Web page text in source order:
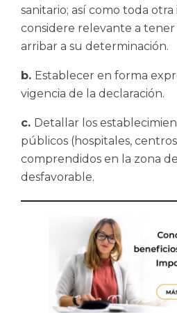
sanitario; así como toda
considere relevante a
arribar a su determinación.
b. Establecer en forma
vigencia de la declaración.
c. Detallar los
públicos (hospitales,
comprendidos en la zona
desfavorable.